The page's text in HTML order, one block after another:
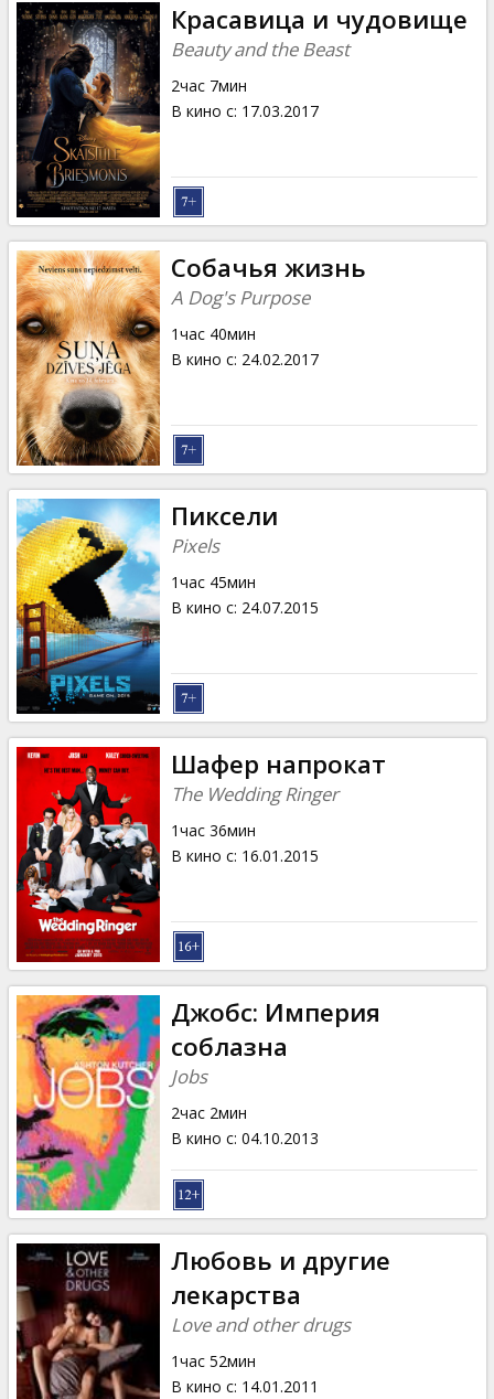
Красавица и чудовище
Beauty and the Beast
2час 7мин
В кино с: 17.03.2017
Собачья жизнь
A Dog's Purpose
1час 40мин
В кино с: 24.02.2017
Пиксели
Pixels
1час 45мин
В кино с: 24.07.2015
Шафер напрокат
The Wedding Ringer
1час 36мин
В кино с: 16.01.2015
Джобс: Империя
соблазна
Jobs
2час 2мин
В кино с: 04.10.2013
Любовь и другие
лекарства
Love and other drugs
1час 52мин
В кино с: 14.01.2011